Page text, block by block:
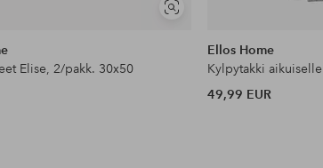
Näytä
Elise, 2/pakk. 30x50
Ellos Home
Kylpytakki aikuiselle
49,99 EUR